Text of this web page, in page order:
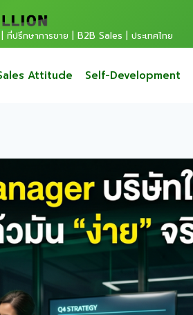
ปรึกษาการขาย | B2B Sales | ประเทศไทย
Attitude Self-Development